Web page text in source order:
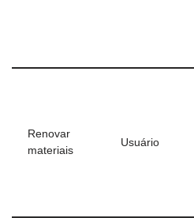
Renovar
materiais
Usuário